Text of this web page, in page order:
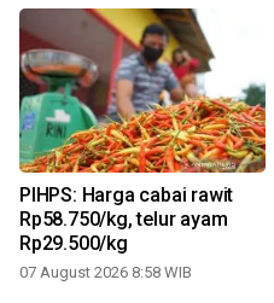
PIHPS: Harga cabai rawit
Rp58.750/kg, telur ayam
Rp29.500/kg
07 August 2026 8:58 WIB